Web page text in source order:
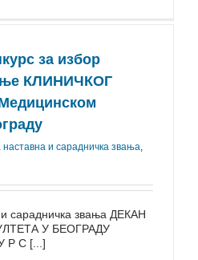
за избор
КЛИНИЧКОГ
наставна и сарадничка звања,
и сарадничка звања ДЕКАН
У БЕОГРАДУ
Р С [...]